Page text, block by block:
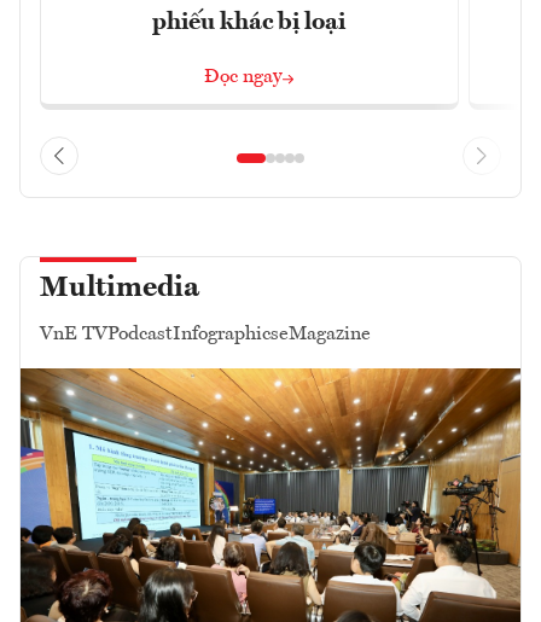
phiếu khác bị loại
Đọc ngay
Multimedia
VnE TVPodcastInfographicseMagazine